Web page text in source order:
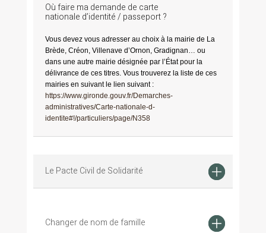
Où faire ma demande de carte
nationale d’identité / passeport ?
Vous devez vous adresser au choix à la mairie de La
Brède, Créon, Villenave d’Ornon, Gradignan… ou
dans une autre mairie désignée par l’État pour la
délivrance de ces titres. Vous trouverez la liste de ces
mairies en suivant le lien suivant :
https://www.gironde.gouv.fr/Demarches-
administratives/Carte-nationale-d-
identite#!/particuliers/page/N358
Le Pacte Civil de Solidarité
Changer de nom de famille